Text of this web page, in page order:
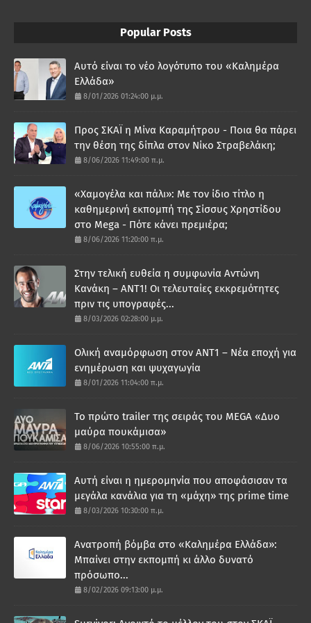
Popular Posts
Αυτό είναι το νέο λογότυπο του «Καλημέρα
Ελλάδα»
8/01/2026 01:24:00 μ.μ.
Προς ΣΚΑΪ η Μίνα Καραμήτρου - Ποια θα πάρει
την θέση της δίπλα στον Νίκο Στραβελάκη;
8/06/2026 11:49:00 π.μ.
«Χαμογέλα και πάλι»: Με τον ίδιο τίτλο η
καθημερινή εκπομπή της Σίσσυς Χρηστίδου
στο Mega - Πότε κάνει πρεμιέρα;
8/06/2026 11:20:00 π.μ.
Στην τελική ευθεία η συμφωνία Αντώνη
Κανάκη – ΑΝΤ1! Οι τελευταίες εκκρεμότητες
πριν τις υπογραφές...
8/03/2026 02:28:00 μ.μ.
Ολική αναμόρφωση στον ΑΝΤ1 – Νέα εποχή για
ενημέρωση και ψυχαγωγία
8/01/2026 11:04:00 π.μ.
Το πρώτο trailer της σειράς του MEGA «Δυο
μαύρα πουκάμισα»
8/06/2026 10:55:00 π.μ.
Αυτή είναι η ημερομηνία που αποφάσισαν τα
μεγάλα κανάλια για τη «μάχη» της prime time
8/03/2026 10:30:00 π.μ.
Ανατροπή βόμβα στο «Καλημέρα Ελλάδα»:
Μπαίνει στην εκπομπή κι άλλο δυνατό
πρόσωπο...
8/02/2026 09:13:00 μ.μ.